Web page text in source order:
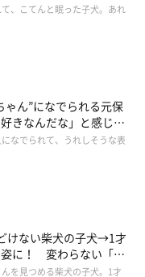
え当初の様子などにつ
、こてんと眠った子犬。あれ
ゃん”になでられる元保
きなんだな」と感じる
なでられて、うれしそうな表
けない柴犬の子犬→1才
に！ 変わらない「く
もほっこり
を見つめる柴犬の子犬。1才